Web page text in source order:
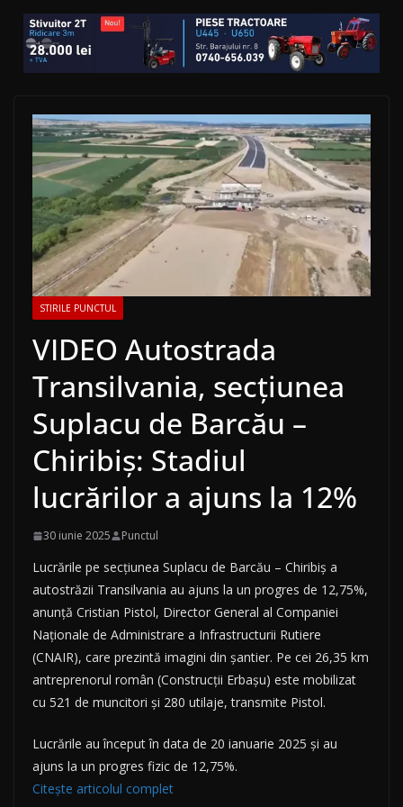
STIRILE PUNCTUL
VIDEO Autostrada
Transilvania, secțiunea
Suplacu de Barcău –
Chiribiș: Stadiul
lucrărilor a ajuns la 12%
30 iunie 2025 Punctul
Lucrările pe secțiunea Suplacu de Barcău – Chiribiș a
autostrăzii Transilvania au ajuns la un progres de 12,75%,
anunță Cristian Pistol, Director General al Companiei
Naţionale de Administrare a Infrastructurii Rutiere
(CNAIR), care prezintă imagini din șantier. Pe cei 26,35 km
antreprenorul român (Construcții Erbașu) este mobilizat
cu 521 de muncitori și 280 utilaje, transmite Pistol.
Lucrările au început în data de 20 ianuarie 2025 și au
ajuns la un progres fizic de 12,75%.
Citește articolul complet